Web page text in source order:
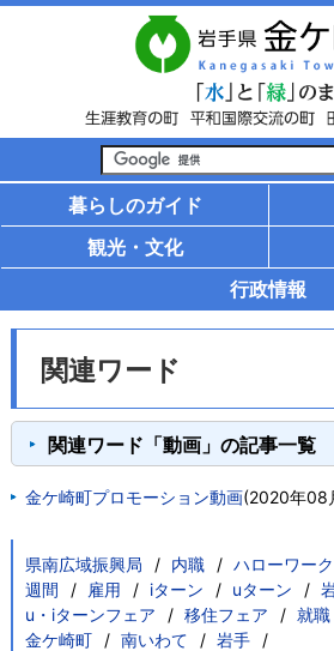
暮らしのガイド
観光・文化
行政情報
関連ワード
関連ワード「動画」の記事一覧
金ケ崎町プロモーション動画(2020年08
県南広域振興局 内職 ハローワーク
週間
雇用 iターン uターン
u・iターンフェア
移住フェア 就職
金ケ崎町
南いわて
岩手